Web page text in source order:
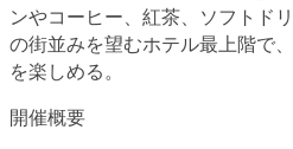
ンやコーヒー、紅茶、ソフトド
の街並みを望むホテル最上階で
を楽しめる。
開催概要